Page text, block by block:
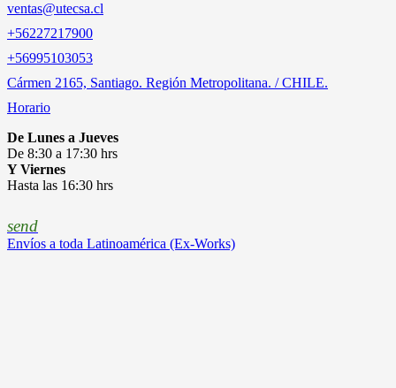
ventas@utecsa.cl
+56227217900
‎+56995103053
Cármen 2165, Santiago. Región Metropolitana. / CHILE.
Horario
De Lunes a Jueves
De 8:30 a 17:30 hrs
Y Viernes
Hasta las 16:30 hrs
send
Envíos a toda Latinoamérica (Ex-Works)